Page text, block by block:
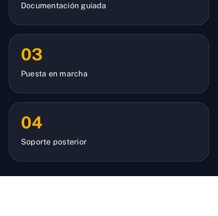
Documentación guiada
03
Puesta en marcha
04
Soporte posterior